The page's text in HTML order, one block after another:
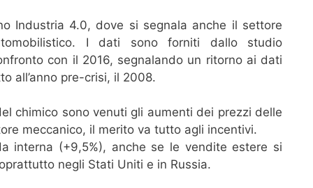
Industria 4.0, dove si segnala anche il settore
I dati sono forniti dallo studio
con il 2016, segnalando un ritorno ai dati
all’anno pre-crisi, il 2008.
chimico sono venuti gli aumenti dei prezzi delle
meccanico, il merito va tutto agli incentivi.
interna (+9,5%), anche se le vendite estere si
negli Stati Uniti e in Russia.